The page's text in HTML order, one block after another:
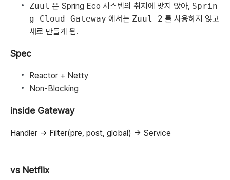
Zuul 은 Spring Eco 시스템의 취지에 맞지 않아, Sprin
g Cloud Gateway 에서는 Zuul 2 를 사용하지 않고
새로 만들게 됨.
Spec
Reactor + Netty
Non-Blocking
inside Gateway
Handler -> Filter(pre, post, global) -> Service
vs Netflix